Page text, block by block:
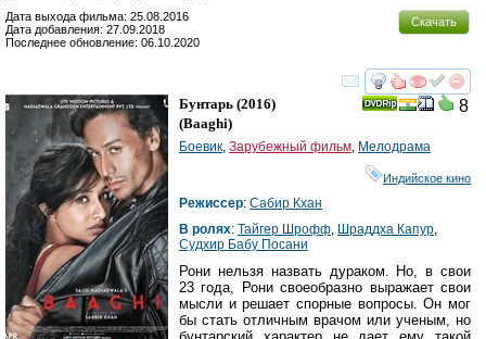
Скачать
Дата выхода фильма: 25.08.2016
Дата добавления: 27.09.2018
Последнее обновление: 06.10.2020
смотреть
8
Бунтарь (2016)
(Baaghi)
Боевик, Зарубежный фильм, Мелодрама
Индийское кино
Режиссер: Сабир Кхан
В ролях: Тайгер Шрофф, Шраддха Капур,
Судхир Бабу Посани
Рони нельзя назвать дураком. Но, в свои
23 года, Рони своеобразно выражает свои
мысли и решает спорные вопросы. Он мог
бы стать отличным врачом или ученым, но